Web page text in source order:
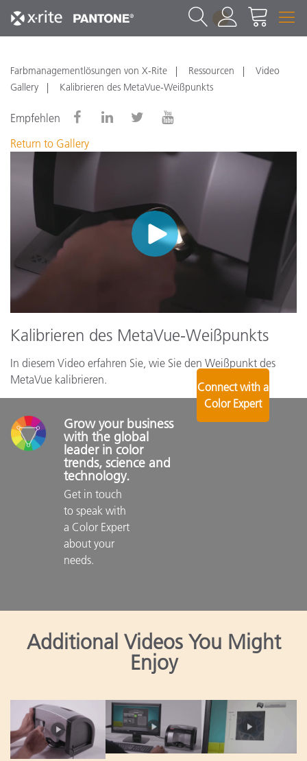
1
Farbmanagementlösungen von X-Rite Ressourcen
Video
Gallery
Kalibrieren des MetaVue-Weißpunkts
Empfehlen
Return to Gallery
Kalibrieren des MetaVue-Weißpunkts
In diesem Video erfahren Sie, wie Sie den Weißpunkt des
MetaVue kalibrieren.
Grow your business
with the global
leader in color
trends, science and
technology.
Get in touch
to speak with
a Color Expert
about your
needs.
Connect with a
Color Expert
Additional Videos You Might
Enjoy